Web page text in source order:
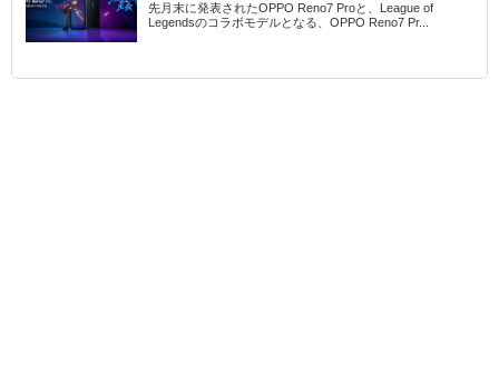
先月末に発表されたOPPO Reno7 Proと、League of
Legendsのコラボモデルとなる、OPPO Reno7 Pr...